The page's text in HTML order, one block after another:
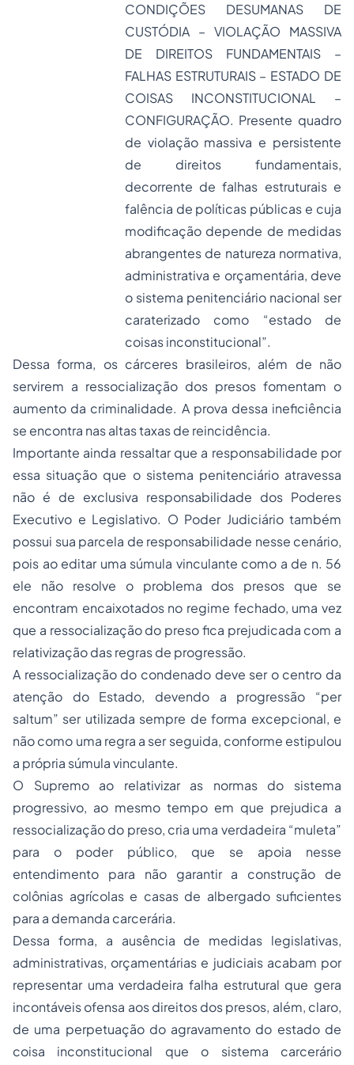
CONDIÇÕES DESUMANAS DE
CUSTÓDIA – VIOLAÇÃO MASSIVA
DE DIREITOS FUNDAMENTAIS –
FALHAS ESTRUTURAIS – ESTADO DE
COISAS INCONSTITUCIONAL –
CONFIGURAÇÃO. Presente quadro
de violação massiva e persistente
de direitos fundamentais,
decorrente de falhas estruturais e
falência de políticas públicas e cuja
modificação depende de medidas
abrangentes de natureza normativa,
administrativa e orçamentária, deve
o sistema penitenciário nacional ser
caraterizado como “estado de
coisas inconstitucional”.
Dessa forma, os cárceres brasileiros, além de não
servirem a ressocialização dos presos fomentam o
aumento da criminalidade. A prova dessa ineficiência
se encontra nas altas taxas de reincidência.
Importante ainda ressaltar que a responsabilidade por
essa situação que o sistema penitenciário atravessa
não é de exclusiva responsabilidade dos Poderes
Executivo e Legislativo. O Poder Judiciário também
possui sua parcela de responsabilidade nesse cenário,
pois ao editar uma súmula vinculante como a de n. 56
ele não resolve o problema dos presos que se
encontram encaixotados no regime fechado, uma vez
que a ressocialização do preso fica prejudicada com a
relativização das regras de progressão.
A ressocialização do condenado deve ser o centro da
atenção do Estado, devendo a progressão “per
saltum” ser utilizada sempre de forma excepcional, e
não como uma regra a ser seguida, conforme estipulou
a própria súmula vinculante.
O Supremo ao relativizar as normas do sistema
progressivo, ao mesmo tempo em que prejudica a
ressocialização do preso, cria uma verdadeira “muleta”
para o poder público, que se apoia nesse
entendimento para não garantir a construção de
colônias agrícolas e casas de albergado suficientes
para a demanda carcerária.
Dessa forma, a ausência de medidas legislativas,
administrativas, orçamentárias e judiciais acabam por
representar uma verdadeira falha estrutural que gera
incontáveis ofensa aos direitos dos presos, além, claro,
de uma perpetuação do agravamento do estado de
coisa inconstitucional que o sistema carcerário